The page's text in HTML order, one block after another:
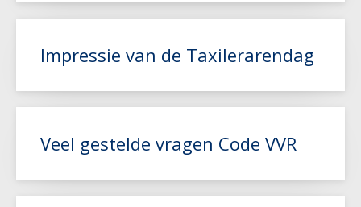
Lees meer
Impressie van de Taxilerarendag
Lees meer
Veel gestelde vragen Code VVR